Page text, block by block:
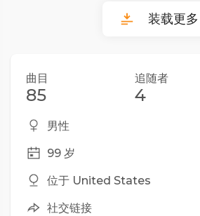
装载更多
曲目
85
追随者
4
男性
99 岁
位于 United States
社交链接